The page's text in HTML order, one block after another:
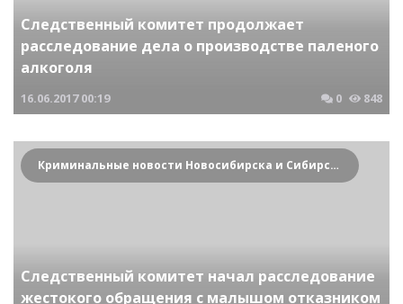
Следственный комитет продолжает
расследование дела о производстве паленого
алкоголя
16.06.2017 00:19 0 848
Криминальные новости Новосибирска и Сибирского региона
Следственный комитет начал расследование
жестокого обращения с малышом отказником